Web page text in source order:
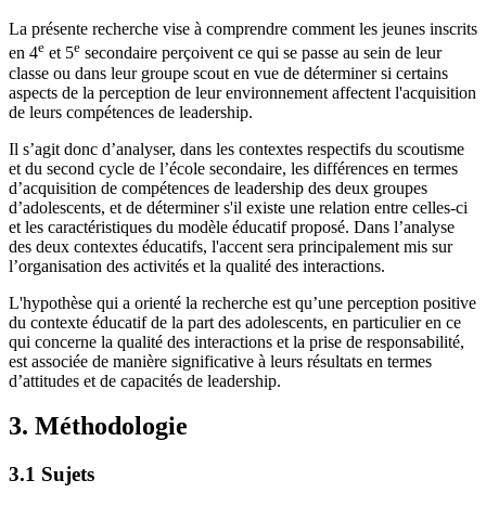
La présente recherche vise à comprendre comment les jeunes inscrits
en 4e et 5e secondaire perçoivent ce qui se passe au sein de leur
classe ou dans leur groupe scout en vue de déterminer si certains
aspects de la perception de leur environnement affectent l'acquisition
de leurs compétences de leadership.
Il s’agit donc d’analyser, dans les contextes respectifs du scoutisme
et du second cycle de l’école secondaire, les différences en termes
d’acquisition de compétences de leadership des deux groupes
d’adolescents, et de déterminer s'il existe une relation entre celles-ci
et les caractéristiques du modèle éducatif proposé. Dans l’analyse
des deux contextes éducatifs, l'accent sera principalement mis sur
l’organisation des activités et la qualité des interactions.
L'hypothèse qui a orienté la recherche est qu’une perception positive
du contexte éducatif de la part des adolescents, en particulier en ce
qui concerne la qualité des interactions et la prise de responsabilité,
est associée de manière significative à leurs résultats en termes
d’attitudes et de capacités de leadership.
3. Méthodologie
3.1 Sujets